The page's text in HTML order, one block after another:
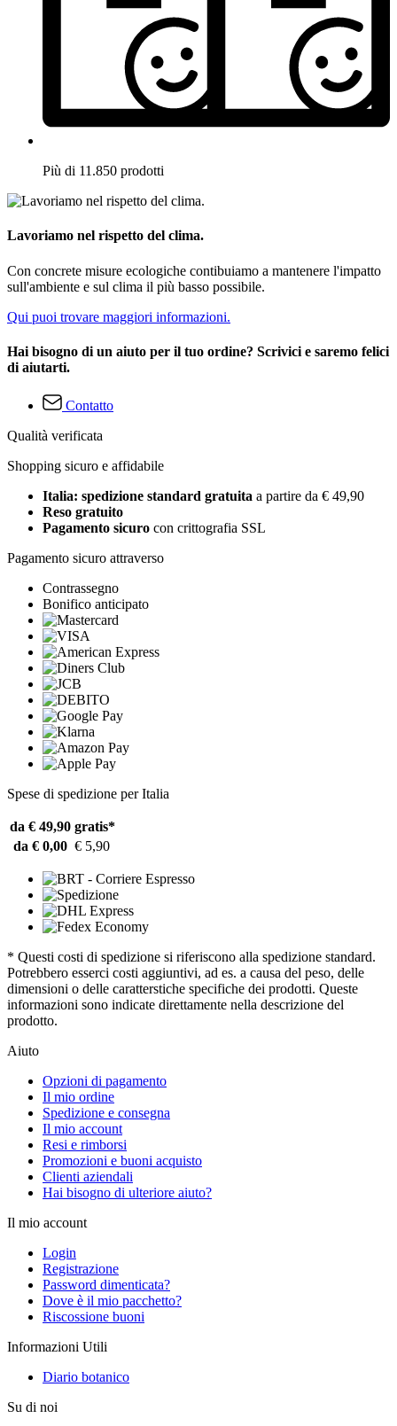
Più di 11.850 prodotti
Lavoriamo nel rispetto del clima.
Con concrete misure ecologiche contibuiamo a mantenere l'impatto
sull'ambiente e sul clima il più basso possibile.
Qui puoi trovare maggiori informazioni.
Hai bisogno di un aiuto per il tuo ordine? Scrivici e saremo felici
di aiutarti.
Contatto
Qualità verificata
Shopping sicuro e affidabile
Italia: spedizione standard gratuita a partire da € 49,90
Reso gratuito
Pagamento sicuro con crittografia SSL
Pagamento sicuro attraverso
Contrassegno
Bonifico anticipato
Spese di spedizione per Italia
da € 49,90 gratis*
da € 0,00 € 5,90
* Questi costi di spedizione si riferiscono alla spedizione standard.
Potrebbero esserci costi aggiuntivi, ad es. a causa del peso, delle
dimensioni o delle caratterstiche specifiche dei prodotti. Queste
informazioni sono indicate direttamente nella descrizione del
prodotto.
Aiuto
Opzioni di pagamento
Il mio ordine
Spedizione e consegna
Il mio account
Resi e rimborsi
Promozioni e buoni acquisto
Clienti aziendali
Hai bisogno di ulteriore aiuto?
Il mio account
Login
Registrazione
Password dimenticata?
Dove è il mio pacchetto?
Riscossione buoni
Informazioni Utili
Diario botanico
Su di noi